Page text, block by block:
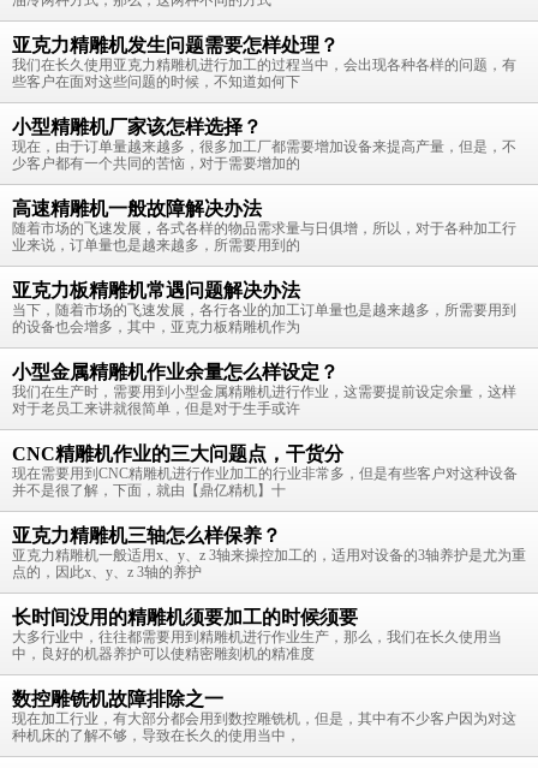
亚克力精雕机发生问题需要怎样处理？
我们在长久使用亚克力精雕机进行加工的过程当中，会出现各种各样的问题，有
些客户在面对这些问题的时候，不知道如何下
小型精雕机厂家该怎样选择？
现在，由于订单量越来越多，很多加工厂都需要增加设备来提高产量，但是，不
少客户都有一个共同的苦恼，对于需要增加的
高速精雕机一般故障解决办法
随着市场的飞速发展，各式各样的物品需求量与日俱增，所以，对于各种加工行
业来说，订单量也是越来越多，所需要用到的
亚克力板精雕机常遇问题解决办法
当下，随着市场的飞速发展，各行各业的加工订单量也是越来越多，所需要用到
的设备也会增多，其中，亚克力板精雕机作为
小型金属精雕机作业余量怎么样设定？
我们在生产时，需要用到小型金属精雕机进行作业，这需要提前设定余量，这样
对于老员工来讲就很简单，但是对于生手或许
CNC精雕机作业的三大问题点，干货分
现在需要用到CNC精雕机进行作业加工的行业非常多，但是有些客户对这种设备
并不是很了解，下面，就由【鼎亿精机】十
亚克力精雕机三轴怎么样保养？
亚克力精雕机一般适用x、y、z 3轴来操控加工的，适用对设备的3轴养护是尤为重
点的，因此x、y、z 3轴的养护
长时间没用的精雕机须要加工的时候须要
大多行业中，往往都需要用到精雕机进行作业生产，那么，我们在长久使用当
中，良好的机器养护可以使精密雕刻机的精准度
数控雕铣机故障排除之一
现在加工行业，有大部分都会用到数控雕铣机，但是，其中有不少客户因为对这
种机床的了解不够，导致在长久的使用当中，